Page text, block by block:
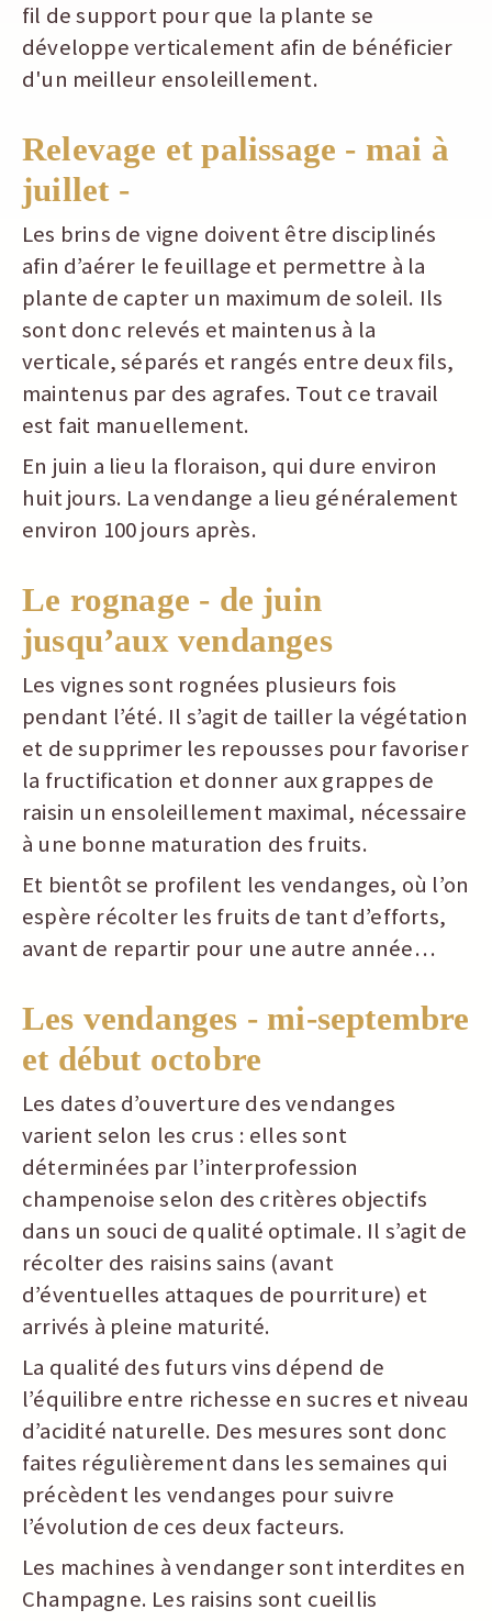
fil de support pour que la plante se
développe verticalement afin de bénéficier
d'un meilleur ensoleillement.
Relevage et palissage - mai à
juillet -
Les brins de vigne doivent être disciplinés
afin d’aérer le feuillage et permettre à la
plante de capter un maximum de soleil. Ils
sont donc relevés et maintenus à la
verticale, séparés et rangés entre deux fils,
maintenus par des agrafes. Tout ce travail
est fait manuellement.
En juin a lieu la floraison, qui dure environ
huit jours. La vendange a lieu généralement
environ 100 jours après.
Le rognage - de juin
jusqu’aux vendanges
Les vignes sont rognées plusieurs fois
pendant l’été. Il s’agit de tailler la végétation
et de supprimer les repousses pour favoriser
la fructification et donner aux grappes de
raisin un ensoleillement maximal, nécessaire
à une bonne maturation des fruits.
Et bientôt se profilent les vendanges, où l’on
espère récolter les fruits de tant d’efforts,
avant de repartir pour une autre année…
Les vendanges - mi-septembre
et début octobre
Les dates d’ouverture des vendanges
varient selon les crus : elles sont
déterminées par l’interprofession
champenoise selon des critères objectifs
dans un souci de qualité optimale. Il s’agit de
récolter des raisins sains (avant
d’éventuelles attaques de pourriture) et
arrivés à pleine maturité.
La qualité des futurs vins dépend de
l’équilibre entre richesse en sucres et niveau
d’acidité naturelle. Des mesures sont donc
faites régulièrement dans les semaines qui
précèdent les vendanges pour suivre
l’évolution de ces deux facteurs.
Les machines à vendanger sont interdites en
Champagne. Les raisins sont cueillis